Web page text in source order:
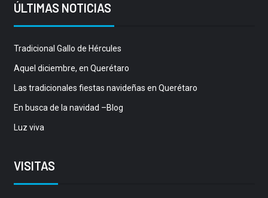
ÚLTIMAS NOTICIAS
Tradicional Gallo de Hércules
Aquel diciembre, en Querétaro
Las tradicionales fiestas navideñas en Querétaro
En busca de la navidad –Blog
Luz viva
VISITAS